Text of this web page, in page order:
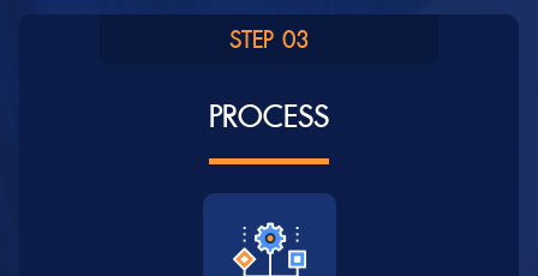
STEP 03
PROCESS